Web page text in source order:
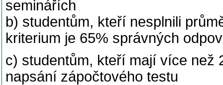
seminářích
b) studentům, kteří nesplnili
kriterium je 65% správných
c) studentům, kteří mají více
napsání zápočtového testu